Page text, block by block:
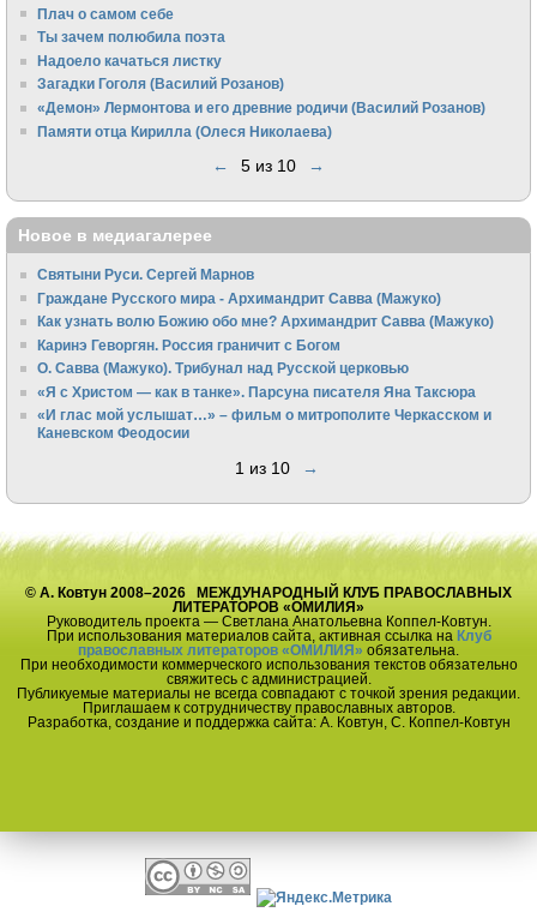
Плач о самом себе
Ты зачем полюбила поэта
Надоело качаться листку
Загадки Гоголя (Василий Розанов)
«Демон» Лермонтова и его древние родичи (Василий Розанов)
Памяти отца Кирилла (Олеся Николаева)
← 5 из 10 →
Новое в медиагалерее
Святыни Руси. Сергей Марнов
Граждане Русского мира - Архимандрит Савва (Мажуко)
Как узнать волю Божию обо мне? Архимандрит Савва (Мажуко)
Каринэ Геворгян. Россия граничит с Богом
О. Савва (Мажуко). Трибунал над Русской церковью
«Я с Христом — как в танке». Парсуна писателя Яна Таксюра
«И глас мой услышат…» – фильм о митрополите Черкасском и
Каневском Феодосии
1 из 10 →
© А. Ковтун 2008–2026 МЕЖДУНАРОДНЫЙ КЛУБ ПРАВОСЛАВНЫХ
ЛИТЕРАТОРОВ «ОМИЛИЯ»
Руководитель проекта — Светлана Анатольевна Коппел-Ковтун.
При использования материалов сайта, активная ссылка на Клуб
православных литераторов «ОМИЛИЯ» обязательна.
При необходимости коммерческого использования текстов обязательно
свяжитесь с администрацией.
Публикуемые материалы не всегда совпадают с точкой зрения редакции.
Приглашаем к сотрудничеству православных авторов.
Разработка, создание и поддержка сайта: А. Ковтун, С. Коппел-Ковтун